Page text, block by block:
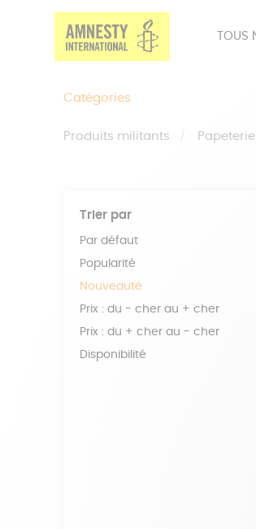
TOUS
Catégories
Produits militants Papeterie
Trier par
Par défaut
Popularité
Nouveauté
Prix : du - cher au + cher
Prix : du + cher au - cher
Disponibilité